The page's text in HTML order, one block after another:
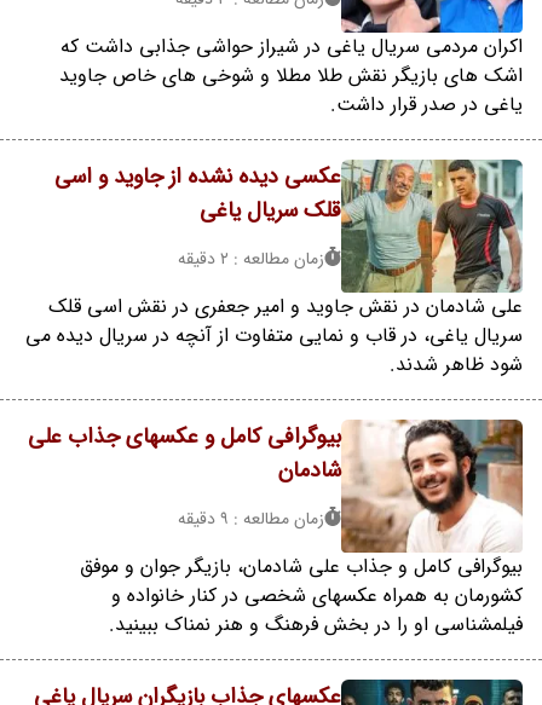
اکران مردمی سریال یاغی در شیراز حواشی جذابی داشت که
اشک های بازیگر نقش طلا مطلا و شوخی های خاص جاوید
یاغی در صدر قرار داشت.
عکسی دیده نشده از جاوید و اسی
قلک سریال یاغی
زمان مطالعه : 2 دقیقه
علی شادمان در نقش جاوید و امیر جعفری در نقش اسی قلک
سریال یاغی، در قاب و نمایی متفاوت از آنچه در سریال دیده می
شود ظاهر شدند.
بیوگرافی کامل و عکسهای جذاب علی
شادمان
زمان مطالعه : 9 دقیقه
بیوگرافی کامل و جذاب علی شادمان، بازیگر جوان و موفق
کشورمان به همراه عکسهای شخصی در کنار خانواده و
فیلمشناسی او را در بخش فرهنگ و هنر نمناک ببینید.
عکسهای جذاب بازیگران سریال یاغی